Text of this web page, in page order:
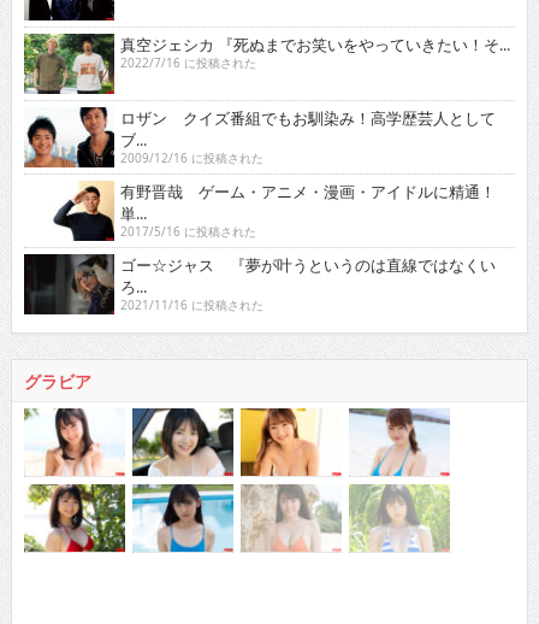
真空ジェシカ 『死ぬまでお笑いをやっていきたい！そ...
2022/7/16 に投稿された
ロザン クイズ番組でもお馴染み！高学歴芸人として
ブ...
2009/12/16 に投稿された
有野晋哉 ゲーム・アニメ・漫画・アイドルに精通！
単...
2017/5/16 に投稿された
ゴー☆ジャス 『夢が叶うというのは直線ではなくい
ろ...
2021/11/16 に投稿された
グラビア